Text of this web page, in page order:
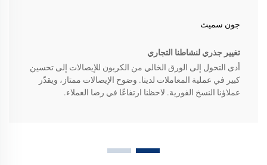
جون سميث
تغيير جذري لنشاطنا التجاري
أدى التحول إلى الورق الخالي من الكربون للإيصالات إلى تحسين
كبير في عملية المعاملات لدينا. وضوح الإيصالات ممتاز، ويقدّر
عملاؤنا النسخ الفورية. لاحظنا ارتفاعًا في رضا العملاء.